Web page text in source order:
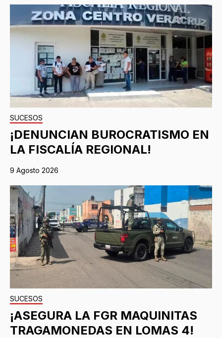
SUCESOS
¡DENUNCIAN BUROCRATISMO EN
LA FISCALÍA REGIONAL!
9 Agosto 2026
SUCESOS
¡ASEGURA LA FGR MAQUINITAS
TRAGAMONEDAS EN LOMAS 4!